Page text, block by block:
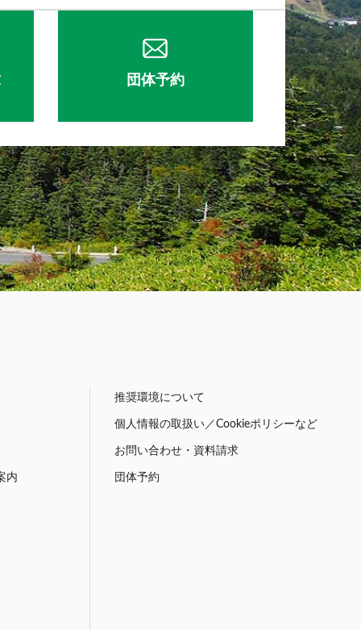
団体予約
内
推奨環境について
個人情報の取扱い／Cookieポリシーなど
お問い合わせ・資料請求
団体予約